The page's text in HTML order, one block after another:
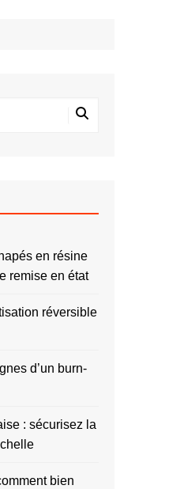
en résine
remise en état
réversible
d’un burn-
: sécurisez la
bien